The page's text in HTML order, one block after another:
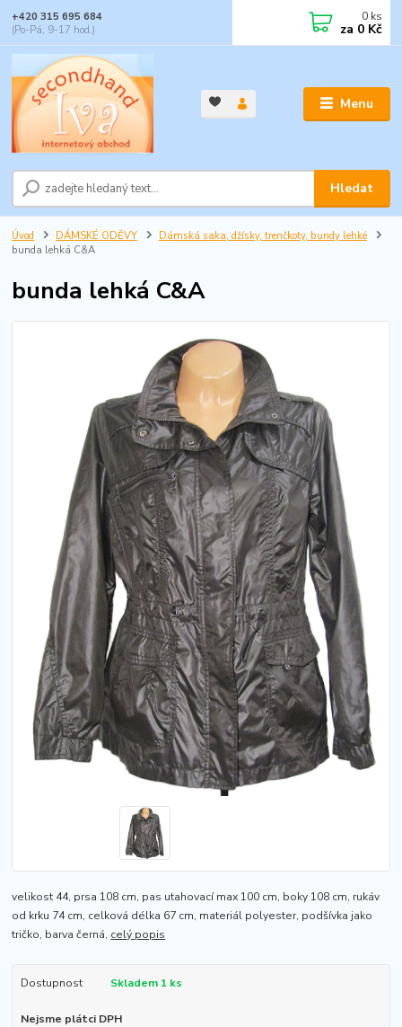
Menu
Hledat
+420 315 695 684
(Po-Pá, 9-17 hod.)
0 ks
za 0 Kč
Úvod DÁMSKÉ ODĚVY
Dámská saka, džísky, trenčkoty, bundy lehké
bunda lehká C&A
bunda lehká C&A
velikost 44, prsa 108 cm, pas utahovací max 100 cm, boky 108 cm, rukáv
od krku 74 cm, celková délka 67 cm, materiál polyester, podšívka jako
tričko, barva černá, celý popis
Dostupnost Skladem 1 ks
Nejsme plátci DPH